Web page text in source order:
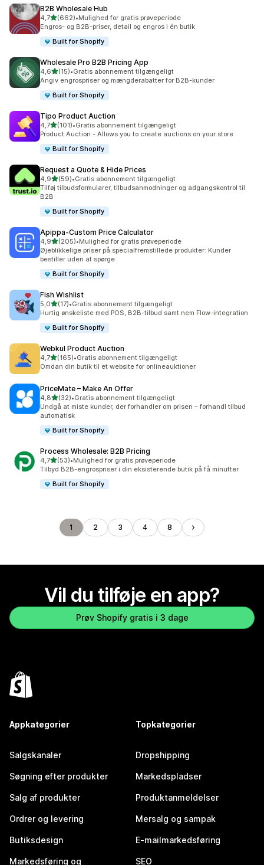
B2B Wholesale Hub
4,7ud af 5 stjerner
(662)
662 anmeldelser i alt
•Mulighed for gratis prøveperiode
Engros- og B2B-priser, detail og engros i én butik
Built for Shopify
Wholesale Pro B2B Pricing App
4,6ud af 5 stjerner
(15)
15 anmeldelser i alt
•Gratis abonnement tilgængeligt
Angiv engrospriser og mængderabatter for B2B-kunder
Built for Shopify
Tipo Product Auction
4,7ud af 5 stjerner
(101)
101 anmeldelser i alt
•Gratis abonnement tilgængeligt
Product Auction - Allows you to create auctions on your store
Built for Shopify
Request a Quote & Hide Prices
4,9ud af 5 stjerner
(59)
59 anmeldelser i alt
•Gratis abonnement tilgængeligt
Tilføj tilbudsformularer, tilbudsanmodninger og adgangskontrol til
B2B
Built for Shopify
Apippa‑Custom Price Calculator
4,9ud af 5 stjerner
(205)
205 anmeldelser i alt
•Mulighed for gratis prøveperiode
Øjeblikkelige priser på specialfremstillede produkter: Kunder
bestiller uden at spørge
Built for Shopify
Fish Wishlist
5,0ud af 5 stjerner
(17)
17 anmeldelser i alt
•Gratis abonnement tilgængeligt
Hurtig ønskeliste med POS, B2B-tilbud samt nem Flow-integration
Built for Shopify
Webkul Product Auction
4,7ud af 5 stjerner
(165)
165 anmeldelser i alt
•Gratis abonnement tilgængeligt
Omdan din butik til et website for onlineauktioner
PriceMate – Make An Offer
4,8ud af 5 stjerner
(32)
32 anmeldelser i alt
•Gratis abonnement tilgængeligt
Undgå at miste kunder, der forhandler om prisen – forhandl tilbud
automatisk
Built for Shopify
Process Wholesale: B2B Pricing
4,7ud af 5 stjerner
(53)
53 anmeldelser i alt
•Mulighed for gratis prøveperiode
Tilbyd B2B-engrospriser i din eksisterende butik på få minutter
Built for Shopify
1 2 3 4 8
Vil du tilføje en app?
Prøv Shopify gratis i 3 dage
Appkategorier
Salgskanaler
Søgning efter produkter
Salg af produkter
Ordrer og levering
Butiksdesign
Markedsføring og
Topkategorier
Dropshipping
Markedspladser
Produktanmeldelser
Mersalg og sampak
E-mailmarkedsføring
SEO